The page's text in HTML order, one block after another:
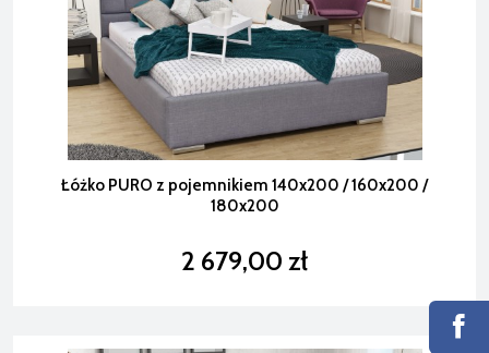
Łóżko PURO z pojemnikiem 140x200 / 160x200 /
180x200
2 679,00 zł